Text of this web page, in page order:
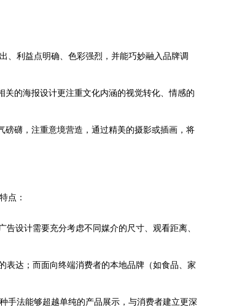
、利益点明确、色彩强烈，并能巧妙融入品牌调
关的海报设计更注重文化内涵的视觉转化、情感的
磅礴，注重意境营造，通过精美的摄影或插画，将
点：
设计需要充分考虑不同媒介的尺寸、观看距离、
表达；而面向终端消费者的本地品牌（如食品、家
手法能够超越单纯的产品展示，与消费者建立更深